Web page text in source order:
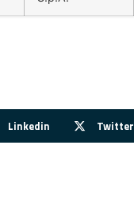
Linkedin Twitter